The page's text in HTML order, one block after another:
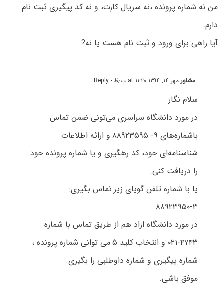
من نه شماره پرونده ،نه سریال کارت، و نه کد پیگیری ثبت نام
دارم…
آیا راهی برای ورود و ثبت نام هست یا نه?
مشاورمهر ۱۴, ۱۳۹۴ at ۱۱:۲۰ ب٫ظ - Reply
سلام نگار
در مورد دانشگاه سراسری می‌تونی ضمن تماس
باشماره‌های ۹- ۸۸۹۲۳۵۹۵ و ارائه اطلاعات
شناسنامه‌ای خود، کد رهگیری و یا شماره پرونده خود
را دریافت کنی.
یا با شماره تلفن گویای زیر تماس بگیری:
۸۸۹۲۳۹۵۰-۳
در مورد دانشگاه ازاد هم از طریق تماس با شماره
۴۷۴۳-۰۲۱ و انتخاب کلید ۵ می توانی شماره پرونده ،
شماره پیگیری و شماره داوطلبی را بگیری.
موفق باشی.